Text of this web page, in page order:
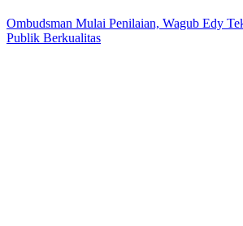
Ombudsman Mulai Penilaian, Wagub Edy
Publik Berkualitas